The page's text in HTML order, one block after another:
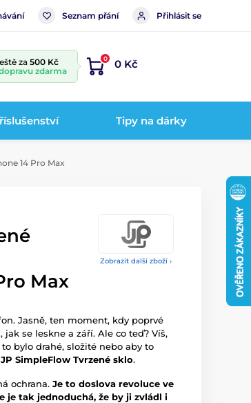
Seznam přání Přihlásit se
za 500 Kč
zdarma
0 0 Kč
Tipy na dárky
14 Pro Max
Zobrazit další zboží ›
Max
Jasně, ten moment, kdy poprvé
se leskne a září. Ale co teď? Víš,
bylo drahé, složité nebo aby to
JP SimpleFlow Tvrzené sklo.
ochrana. Je to doslova revoluce ve
je tak jednoduchá, že by ji zvládl i